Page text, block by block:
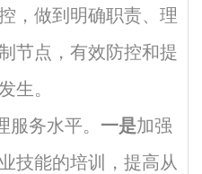
，做到明确职责、理
节点，有效防控和提
生。
务水平。 一是加强
技能的培训，提高从